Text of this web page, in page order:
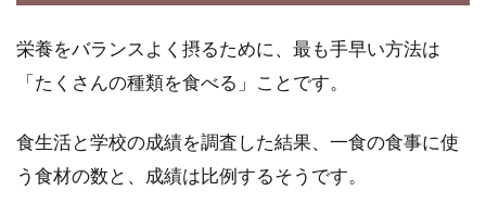
栄養をバランスよく摂るために、最も手早い方法は
「たくさんの種類を食べる」ことです。
食生活と学校の成績を調査した結果、一食の食事に使
う食材の数と、成績は比例するそうです。